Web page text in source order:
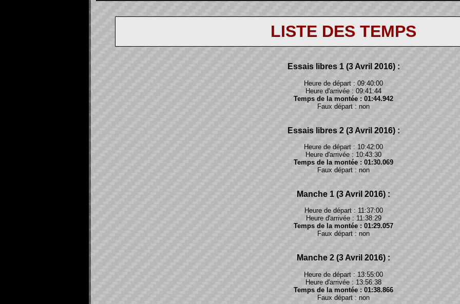
LISTE DES TEMPS
Essais libres 1 (3 Avril 2016) :
Heure de départ : 09:40:00
Heure d'arrivée : 09:41:44
Temps de la montée : 01:44.942
Faux départ : non
Essais libres 2 (3 Avril 2016) :
Heure de départ : 10:42:00
Heure d'arrivée : 10:43:30
Temps de la montée : 01:30.069
Faux départ : non
Manche 1 (3 Avril 2016) :
Heure de départ : 11:37:00
Heure d'arrivée : 11:38:29
Temps de la montée : 01:29.057
Faux départ : non
Manche 2 (3 Avril 2016) :
Heure de départ : 13:55:00
Heure d'arrivée : 13:56:38
Temps de la montée : 01:38.866
Faux départ : non